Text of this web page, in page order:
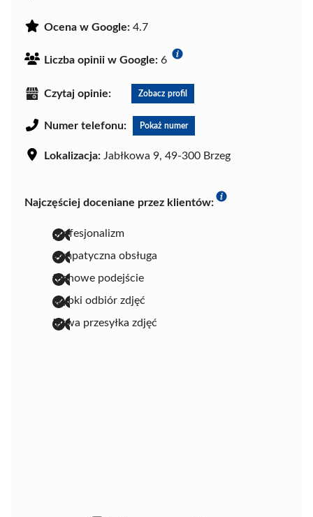
Ocena w Google: 4.7
Liczba opinii w Google: 6
Czytaj opinie: Zobacz profil
Numer telefonu: Pokaż numer
Lokalizacja: Jabłkowa 9, 49-300 Brzeg
Najczęściej doceniane przez klientów:
profesjonalizm
sympatyczna obsługa
fachowe podejście
szybki odbiór zdjęć
łatwa przesyłka zdjęć